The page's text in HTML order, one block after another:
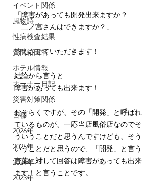
イベント関係
風物詩
性病検査結果
質問箱回答
ホテル情報
オーナー日記
災害対策関係
目標
2026年
2025年
2024年
2023年
「障害があっても開発出来ますか？
二ノ宮さんはできますか？」
答えさせていただきます！
結論から言うと
障害があっても出来ます！
おそらくですが、その「開発」と呼ばれ
ているものが、一応当店風俗店なのでそ
ういうことだと思うんですけども、そう
いうことだと思うので、「開発」と言う
言葉に対して回答は障害があっても出来
ます！と言うことです。